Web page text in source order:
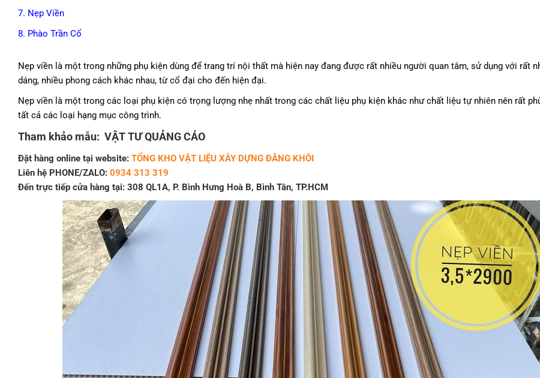
7. Nẹp Viền
8. Phào Trần Cổ
Nẹp viền là một trong những phụ kiện dùng để trang trí nội thất mà hiện nay đang được rất nhiều người quan tâm, sử dụng với rất
dáng, nhiều phong cách khác nhau, từ cổ đại cho đến hiện đại.
Nẹp viền là một trong các loại phụ kiện có trọng lượng nhẹ nhất trong các chất liệu phụ kiện khác như chất liệu tự nhiên nên rất
tất cả các loại hạng mục công trình.
Tham khảo mẫu: VẬT TƯ QUẢNG CÁO
Đặt hàng online tại website: TỔNG KHO VẬT LIỆU XÂY DỰNG ĐĂNG KHÔI
Liên hệ PHONE/ZALO: 0934 313 319
Đến trực tiếp cửa hàng tại: 308 QL1A, P. Bình Hưng Hoà B, Bình Tân, TP.HCM